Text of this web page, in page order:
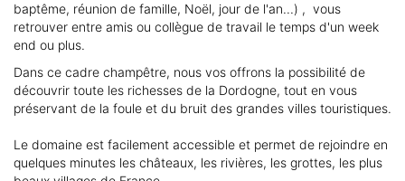
baptême, réunion de famille, Noël, jour de l'an...) , vous
retrouver entre amis ou collègue de travail le temps d'un week
end ou plus.
Dans ce cadre champêtre, nous vos offrons la possibilité de
découvrir toute les richesses de la Dordogne, tout en vous
préservant de la foule et du bruit des grandes villes touristiques.
Le domaine est facilement accessible et permet de rejoindre en
quelques minutes les châteaux, les rivières, les grottes, les plus